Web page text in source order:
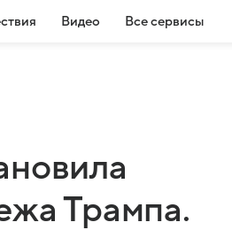
Видео Все сервисы
Трампа.